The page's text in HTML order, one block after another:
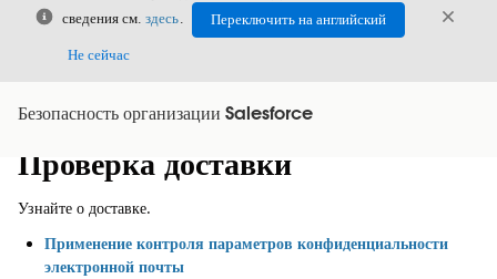
Закрыть
сведения см. здесь.
Переключить на английский
Не сейчас
Безопасность организации Salesforce
Показать содержание
Содержание
Проверка доставки
Узнайте о доставке.
Применение контроля параметров конфиденциальности
электронной почты